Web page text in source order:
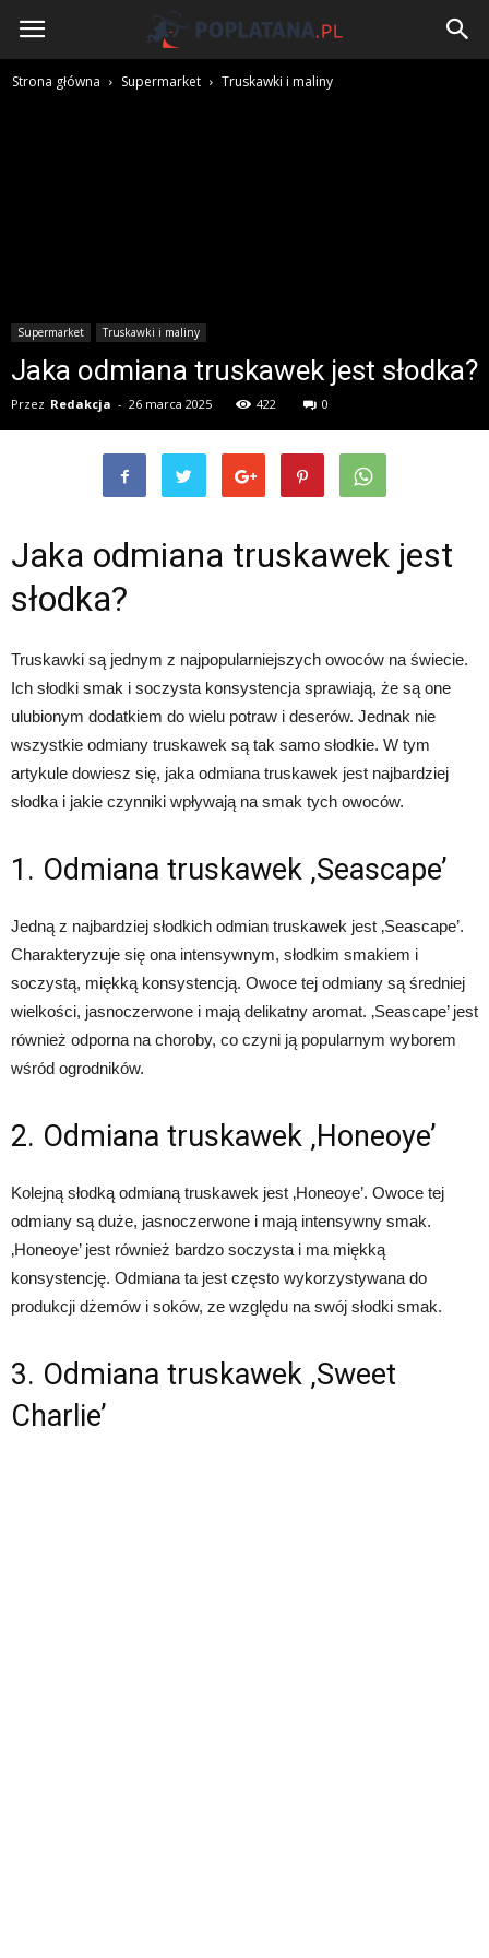
Poplatana.pl
Strona główna Supermarket Truskawki i maliny
Supermarket Truskawki i maliny
Jaka odmiana truskawek jest słodka?
Przez Redakcja - 26 marca 2025 422 0
Jaka odmiana truskawek jest
słodka?
Truskawki są jednym z najpopularniejszych owoców na świecie.
Ich słodki smak i soczysta konsystencja sprawiają, że są one
ulubionym dodatkiem do wielu potraw i deserów. Jednak nie
wszystkie odmiany truskawek są tak samo słodkie. W tym
artykule dowiesz się, jaka odmiana truskawek jest najbardziej
słodka i jakie czynniki wpływają na smak tych owoców.
1. Odmiana truskawek ‚Seascape’
Jedną z najbardziej słodkich odmian truskawek jest ‚Seascape’.
Charakteryzuje się ona intensywnym, słodkim smakiem i
soczystą, miękką konsystencją. Owoce tej odmiany są średniej
wielkości, jasnoczerwone i mają delikatny aromat. ‚Seascape’ jest
również odporna na choroby, co czyni ją popularnym wyborem
wśród ogrodników.
2. Odmiana truskawek ‚Honeoye’
Kolejną słodką odmianą truskawek jest ‚Honeoye’. Owoce tej
odmiany są duże, jasnoczerwone i mają intensywny smak.
‚Honeoye’ jest również bardzo soczysta i ma miękką
konsystencję. Odmiana ta jest często wykorzystywana do
produkcji dżemów i soków, ze względu na swój słodki smak.
3. Odmiana truskawek ‚Sweet
Charlie’